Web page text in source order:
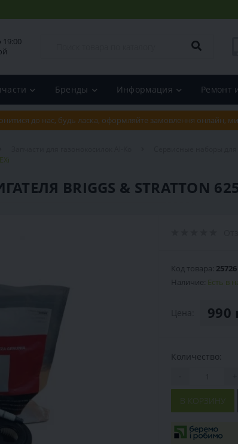
19:00
Бренды Информация Ремонт
до нас, будь ласка, оформляйте замовлення онлайн,
BRIGGS & STRATTON
Код товара: 25726
Наличие: Есть в
990
Количество:
В КОРЗИНУ